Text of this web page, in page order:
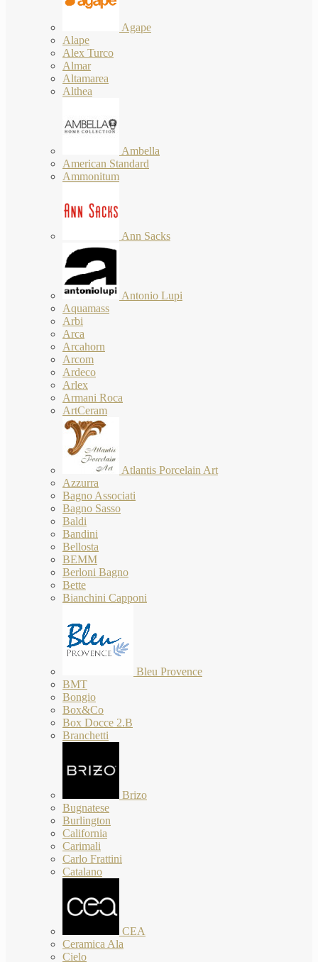
Agape
Alape
Alex Turco
Almar
Altamarea
Althea
Ambella
American Standard
Ammonitum
Ann Sacks
Antonio Lupi
Aquamass
Arbi
Arca
Arcahorn
Arcom
Ardeco
Arlex
Armani Roca
ArtCeram
Atlantis Porcelain Art
Azzurra
Bagno Associati
Bagno Sasso
Baldi
Bandini
Bellosta
BEMM
Berloni Bagno
Bette
Bianchini Capponi
Bleu Provence
BMT
Bongio
Box&Co
Box Docce 2.B
Branchetti
Brizo
Bugnatese
Burlington
California
Carimali
Carlo Frattini
Catalano
CEA
Ceramica Ala
Cielo